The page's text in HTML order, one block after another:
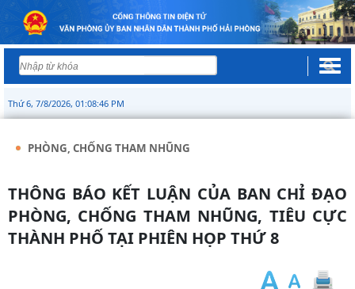
Thứ 6, 7/8/2026, 01:08:46 PM
PHÒNG, CHỐNG THAM NHŨNG
THÔNG BÁO KẾT LUẬN CỦA BAN CHỈ ĐẠO
PHÒNG, CHỐNG THAM NHŨNG, TIÊU CỰC
THÀNH PHỐ TẠI PHIÊN HỌP THỨ 8